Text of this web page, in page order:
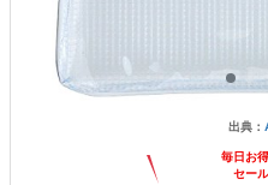
出典：
毎日お
セー